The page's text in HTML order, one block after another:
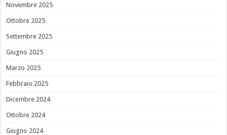
Novembre 2025
Ottobre 2025
Settembre 2025
Giugno 2025
Marzo 2025
Febbraio 2025
Dicembre 2024
Ottobre 2024
Giugno 2024